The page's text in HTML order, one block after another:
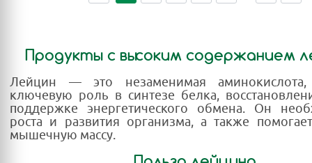
Продукты с высоким содержанием
Лейцин — это незаменимая
ключевую роль в синтезе белка,
поддержке энергетического обмена. Он
роста и развития организма, а также
мышечную массу.